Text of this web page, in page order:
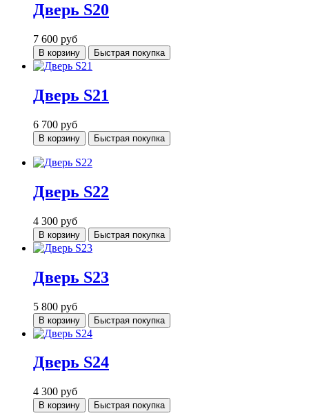
Дверь S20
7 600 руб
В корзину Быстрая покупка
Дверь S21
6 700 руб
В корзину Быстрая покупка
Дверь S22
4 300 руб
В корзину Быстрая покупка
Дверь S23
5 800 руб
В корзину Быстрая покупка
Дверь S24
4 300 руб
В корзину Быстрая покупка